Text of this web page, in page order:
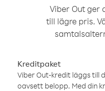
Viber Out ger
till lägre pris.
Kreditpaket
Viber Out-kredit läggs till
oavsett belopp. Med din